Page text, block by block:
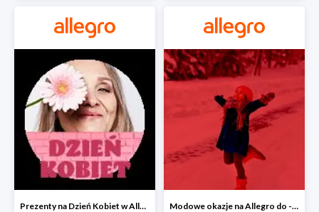
Prezenty na Dzień Kobiet w Allegro do -60% Modowe okazje na Allegro do -50%